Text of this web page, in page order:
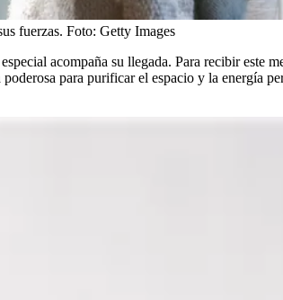
fuerzas. Foto: Getty Images
acompaña su llegada. Para recibir
para purificar el espacio y la energía